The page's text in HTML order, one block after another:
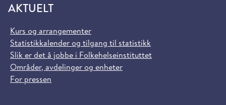
AKTUELT
Kurs og arrangementer
Statistikkalender og tilgang til statistikk
Slik er det å jobbe i Folkehelseinstituttet
Områder, avdelinger og enheter
For pressen